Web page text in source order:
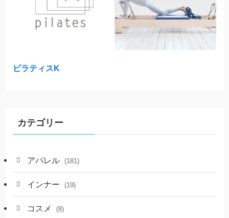
ピラティスK
カテゴリー
アパレル (181)
インナー (19)
コスメ (8)